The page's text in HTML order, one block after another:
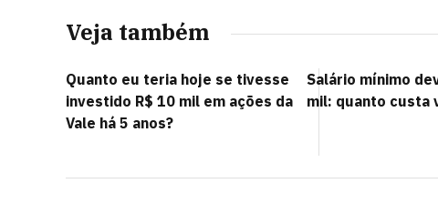
Veja também
Quanto eu teria hoje se tivesse
investido R$ 10 mil em ações da
Vale há 5 anos?
Salário mínimo
mil: quanto custa